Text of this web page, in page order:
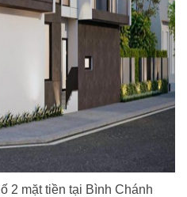
2 mặt tiền tại Bình Chánh